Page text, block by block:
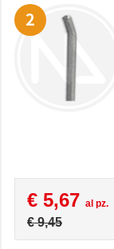
2
€ 5,67 al pz.
€ 9,45